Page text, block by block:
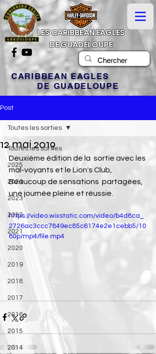
LES CARIBBEAN EAGLES
DE GUADELOUPE
CARIBBEAN EAGLES
DE GUADELOUPE
Post
Toutes les sorties
2025
2024
2023
2022
2021
2020
2019
2018
2017
2016
2015
2014
Toutes les sorties
12 mai 2019
Deuxième édition de la  sortie avec les
mal-voyants et le Lion's Club,
Beaucoup de sensations  partagées,
une journée pleine et réussie.
https://video.wixstatic.com/video/b4d8ca_
2726ac3ccc7849ec85c6174e2e1cebb5/10
80p/mp4/file.mp4